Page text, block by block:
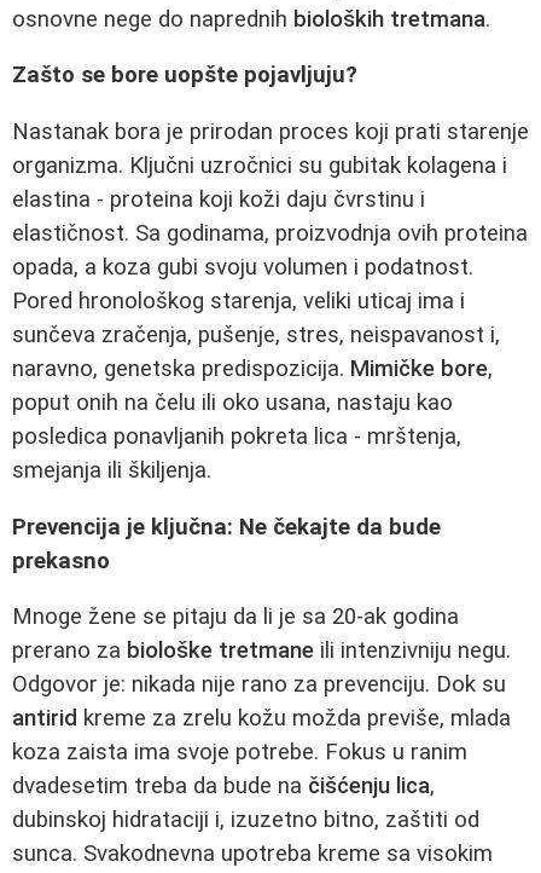
osnovne nege do naprednih bioloških tretmana.
Zašto se bore uopšte pojavljuju?
Nastanak bora je prirodan proces koji prati starenje
organizma. Ključni uzročnici su gubitak kolagena i
elastina - proteina koji koži daju čvrstinu i
elastičnost. Sa godinama, proizvodnja ovih proteina
opada, a koza gubi svoju volumen i podatnost.
Pored hronološkog starenja, veliki uticaj ima i
sunčeva zračenja, pušenje, stres, neispavanost i,
naravno, genetska predispozicija. Mimičke bore,
poput onih na čelu ili oko usana, nastaju kao
posledica ponavljanih pokreta lica - mrštenja,
smejanja ili škiljenja.
Prevencija je ključna: Ne čekajte da bude
prekasno
Mnoge žene se pitaju da li je sa 20-ak godina
prerano za biološke tretmane ili intenzivniju negu.
Odgovor je: nikada nije rano za prevenciju. Dok su
antirid kreme za zrelu kožu možda previše, mlada
koza zaista ima svoje potrebe. Fokus u ranim
dvadesetim treba da bude na čišćenju lica,
dubinskoj hidrataciji i, izuzetno bitno, zaštiti od
sunca. Svakodnevna upotreba kreme sa visokim